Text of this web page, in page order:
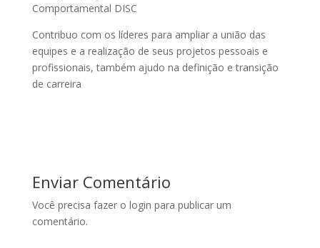
Comportamental DISC
Contribuo com os líderes para ampliar a união das
equipes e a realização de seus projetos pessoais e
profissionais, também ajudo na definição e transição
de carreira
Enviar Comentário
Você precisa fazer o login para publicar um
comentário.